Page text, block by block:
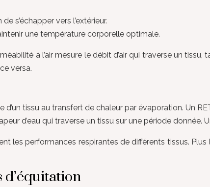
s’échapper vers l’extérieur.
une température corporelle optimale.
à l’air mesure le débit d’air qui traverse un tissu,
versa.
tissu au transfert de chaleur par évaporation. Un
d’eau qui traverse un tissu sur une période donnée.
les performances respirantes de différents tissus.